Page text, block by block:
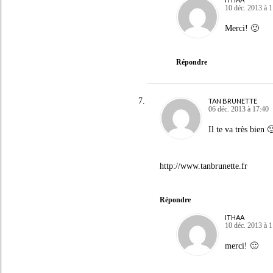
10 déc. 2013 à
Merci! 🙂
Répondre
TAN BRUNETTE
06 déc. 2013 à 17:40
Il te va très bien
http://www.tanbrunette.fr
Répondre
ITHAA
10 déc. 2013 à
merci! 🙂